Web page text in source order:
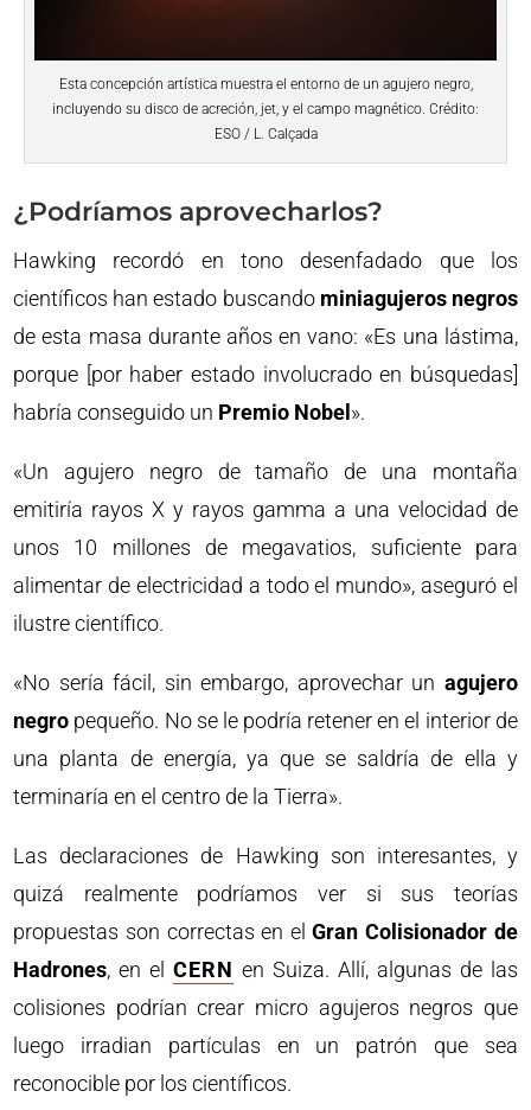
Esta concepción artística muestra el entorno de un agujero negro,
incluyendo su disco de acreción, jet, y el campo magnético. Crédito:
ESO / L. Calçada
¿Podríamos aprovecharlos?
Hawking recordó en tono desenfadado que los
científicos han estado buscando miniagujeros negros
de esta masa durante años en vano: «Es una lástima,
porque [por haber estado involucrado en búsquedas]
habría conseguido un Premio Nobel».
«Un agujero negro de tamaño de una montaña
emitiría rayos X y rayos gamma a una velocidad de
unos 10 millones de megavatios, suficiente para
alimentar de electricidad a todo el mundo», aseguró el
ilustre científico.
«No sería fácil, sin embargo, aprovechar un agujero
negro pequeño. No se le podría retener en el interior de
una planta de energía, ya que se saldría de ella y
terminaría en el centro de la Tierra».
Las declaraciones de Hawking son interesantes, y
quizá realmente podríamos ver si sus teorías
propuestas son correctas en elGran Colisionador de
Hadrones, en elCERN en Suiza. Allí, algunas de las
colisiones podrían crear micro agujeros negros que
luego irradian partículas en un patrón que sea
reconocible por los científicos.